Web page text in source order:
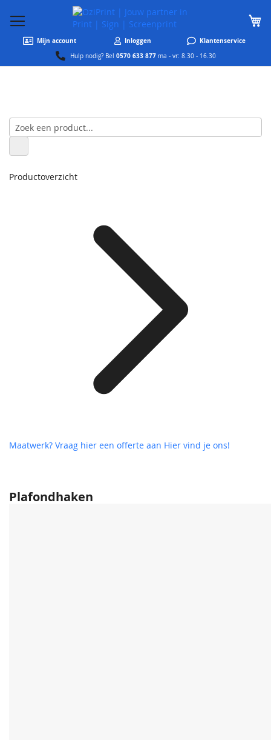
Mijn account Inloggen Klantenservice
Hulp nodig? Bel 0570 633 877 ma - vr: 8.30 - 16.30
Plafondhaken
Productoverzicht
Maatwerk? Vraag hier een offerte aan Hier vind je ons!